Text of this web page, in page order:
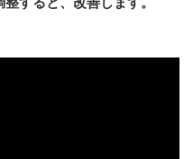
すると、改善します。